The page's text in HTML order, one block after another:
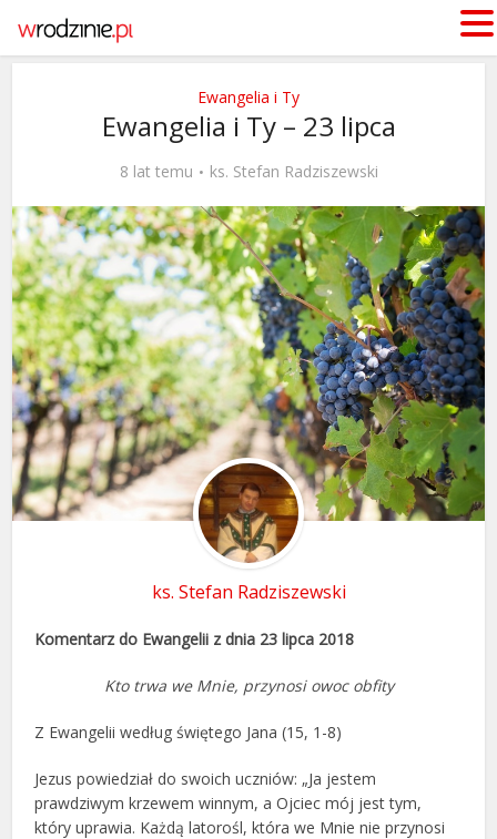
Ewangelia i Ty
Ewangelia i Ty – 23 lipca
8 lat temu ks. Stefan Radziszewski
ks. Stefan Radziszewski
Komentarz do Ewangelii z dnia 23 lipca 2018
Kto trwa we Mnie, przynosi owoc obfity
Z Ewangelii według świętego Jana (15, 1-8)
Jezus powiedział do swoich uczniów: „Ja jestem
prawdziwym krzewem winnym, a Ojciec mój jest tym,
który uprawia. Każdą latorośl, która we Mnie nie przynosi